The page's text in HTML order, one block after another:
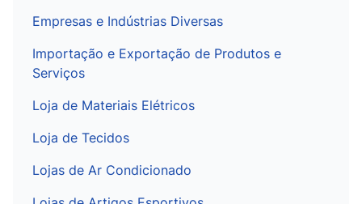
Empresas e Indústrias Diversas
Importação e Exportação de Produtos e
Serviços
Loja de Materiais Elétricos
Loja de Tecidos
Lojas de Ar Condicionado